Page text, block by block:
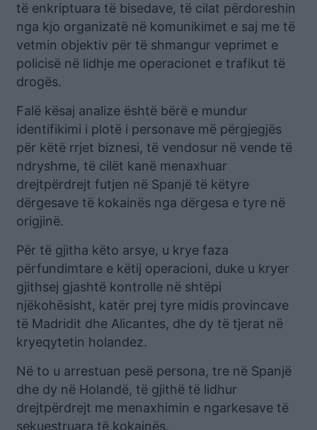
të enkriptuara të bisedave, të cilat përdoreshin
nga kjo organizatë në komunikimet e saj me të
vetmin objektiv për të shmangur veprimet e
policisë në lidhje me operacionet e trafikut të
drogës.
Falë kësaj analize është bërë e mundur
identifikimi i plotë i personave më përgjegjës
për këtë rrjet biznesi, të vendosur në vende të
ndryshme, të cilët kanë menaxhuar
drejtpërdrejt futjen në Spanjë të këtyre
dërgesave të kokainës nga dërgesa e tyre në
origjinë.
Për të gjitha këto arsye, u krye faza
përfundimtare e këtij operacioni, duke u kryer
gjithsej gjashtë kontrolle në shtëpi
njëkohësisht, katër prej tyre midis provincave
të Madridit dhe Alicantes, dhe dy të tjerat në
kryeqytetin holandez.
Në to u arrestuan pesë persona, tre në Spanjë
dhe dy në Holandë, të gjithë të lidhur
drejtpërdrejt me menaxhimin e ngarkesave të
sekuestruara të kokainës.